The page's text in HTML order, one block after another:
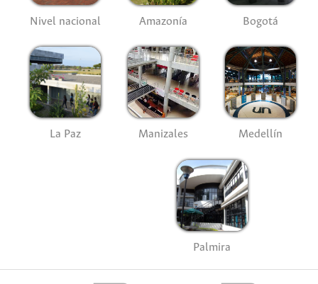
Nivel nacional Amazonía Bogotá
La Paz Manizales Medellín
Palmira